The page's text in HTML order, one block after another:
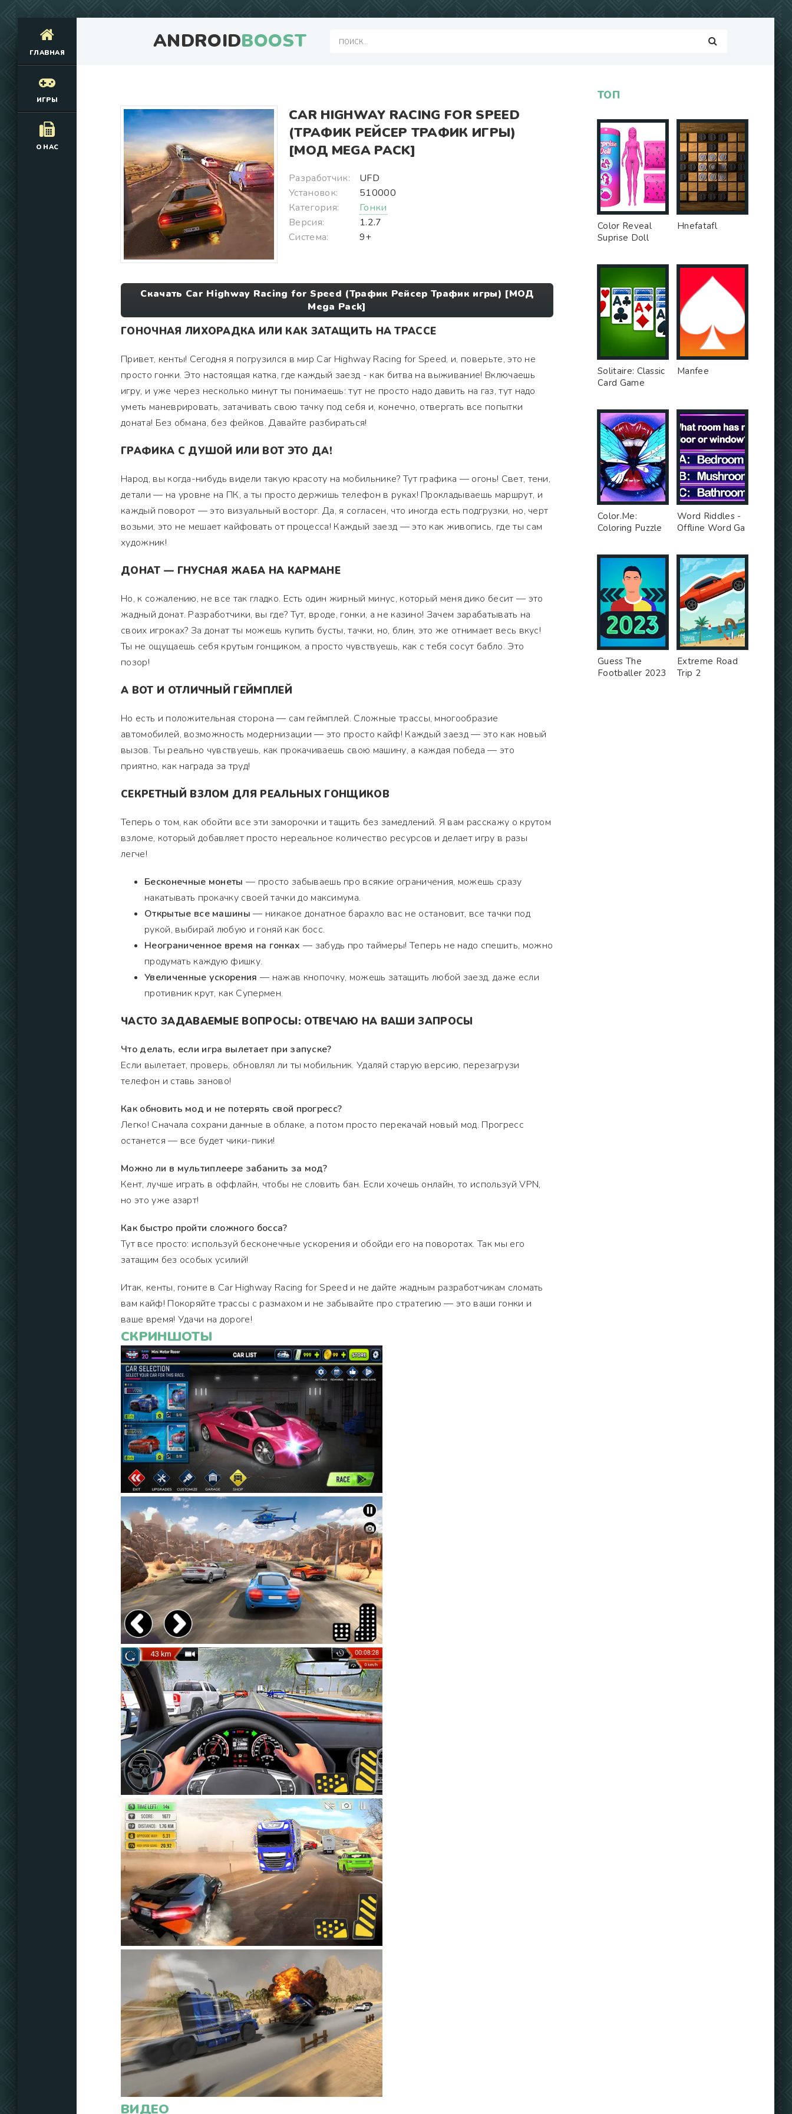
ANDROIDBOOST
ГЛАВНАЯ
ИГРЫ
О НАС
CAR HIGHWAY RACING FOR SPEED
(ТРАФИК РЕЙСЕР ТРАФИК ИГРЫ)
[МОД MEGA PACK]
Разработчик:
UFD
Установок:
510000
Категория:
Гонки
Версия:
1.2.7
Система:
9+
Скачать Car Highway Racing for Speed (Трафик Рейсер Трафик игры) [МОД
Mega Pack]
ГОНОЧНАЯ ЛИХОРАДКА ИЛИ КАК ЗАТАЩИТЬ НА ТРАССЕ
Привет, кенты! Сегодня я погрузился в мир Car Highway Racing for Speed, и, поверьте, это не
просто гонки. Это настоящая катка, где каждый заезд - как битва на выживание! Включаешь
игру, и уже через несколько минут ты понимаешь: тут не просто надо давить на газ, тут надо
уметь маневрировать, затачивать свою тачку под себя и, конечно, отвергать все попытки
доната! Без обмана, без фейков. Давайте разбираться!
ГРАФИКА С ДУШОЙ ИЛИ ВОТ ЭТО ДА!
Народ, вы когда-нибудь видели такую красоту на мобильнике? Тут графика — огонь! Свет, тени,
детали — на уровне на ПК, а ты просто держишь телефон в руках! Прокладываешь маршрут, и
каждый поворот — это визуальный восторг. Да, я согласен, что иногда есть подгрузки, но, черт
возьми, это не мешает кайфовать от процесса! Каждый заезд — это как живопись, где ты сам
художник!
ДОНАТ — ГНУСНАЯ ЖАБА НА КАРМАНЕ
Но, к сожалению, не все так гладко. Есть один жирный минус, который меня дико бесит — это
жадный донат. Разработчики, вы где? Тут, вроде, гонки, а не казино! Зачем зарабатывать на
своих игроках? За донат ты можешь купить бусты, тачки, но, блин, это же отнимает весь вкус!
Ты не ощущаешь себя крутым гонщиком, а просто чувствуешь, как с тебя сосут бабло. Это
позор!
А ВОТ И ОТЛИЧНЫЙ ГЕЙМПЛЕЙ
Но есть и положительная сторона — сам геймплей. Сложные трассы, многообразие
автомобилей, возможность модернизации — это просто кайф! Каждый заезд — это как новый
вызов. Ты реально чувствуешь, как прокачиваешь свою машину, а каждая победа — это
приятно, как награда за труд!
СЕКРЕТНЫЙ ВЗЛОМ ДЛЯ РЕАЛЬНЫХ ГОНЩИКОВ
Теперь о том, как обойти все эти заморочки и тащить без замедлений. Я вам расскажу о крутом
взломе, который добавляет просто нереальное количество ресурсов и делает игру в разы
легче!
Бесконечные монеты — просто забываешь про всякие ограничения, можешь сразу
накатывать прокачку своей тачки до максимума.
Открытые все машины — никакое донатное барахло вас не остановит, все тачки под
рукой, выбирай любую и гоняй как босс.
Неограниченное время на гонках — забудь про таймеры! Теперь не надо спешить, можно
продумать каждую фишку.
Увеличенные ускорения — нажав кнопочку, можешь затащить любой заезд, даже если
противник крут, как Супермен.
ЧАСТО ЗАДАВАЕМЫЕ ВОПРОСЫ: ОТВЕЧАЮ НА ВАШИ ЗАПРОСЫ
Что делать, если игра вылетает при запуске?
Если вылетает, проверь, обновлял ли ты мобильник. Удаляй старую версию, перезагрузи
телефон и ставь заново!
Как обновить мод и не потерять свой прогресс?
Легко! Сначала сохрани данные в облаке, а потом просто перекачай новый мод. Прогресс
останется — все будет чики-пики!
Можно ли в мультиплеере забанить за мод?
Кент, лучше играть в оффлайн, чтобы не словить бан. Если хочешь онлайн, то используй VPN,
но это уже азарт!
Как быстро пройти сложного босса?
Тут все просто: используй бесконечные ускорения и обойди его на поворотах. Так мы его
затащим без особых усилий!
Итак, кенты, гоните в Car Highway Racing for Speed и не дайте жадным разработчикам сломать
вам кайф! Покоряйте трассы с размахом и не забывайте про стратегию — это ваши гонки и
ваше время! Удачи на дороге!
СКРИНШОТЫ
ВИДЕО
ТОП
Color Reveal
Suprise Doll
Hnefatafl
Solitaire: Classic
Card Game
Manfee
Color.Me:
Coloring Puzzle
Word Riddles -
Offline Word Ga
Guess The
Footballer 2023
Extreme Road
Trip 2